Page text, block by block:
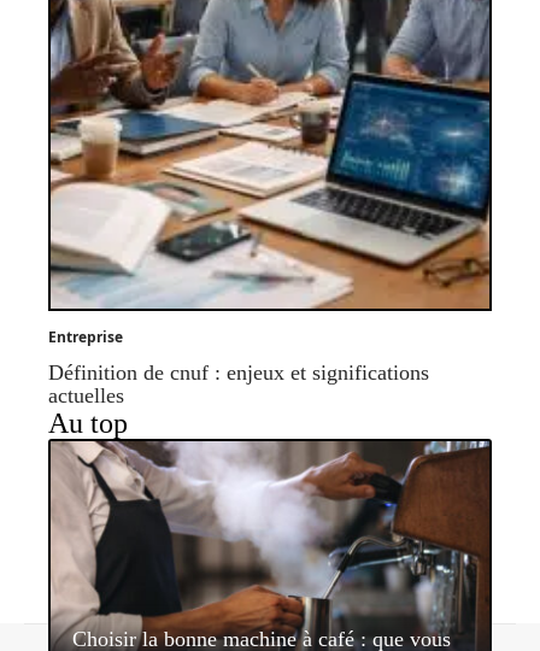
Entreprise
Définition de cnuf : enjeux et significations
actuelles
Au top
Choisir la bonne machine à café : que vous